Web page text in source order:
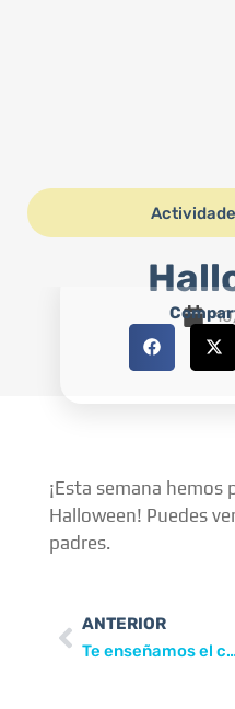
¡Esta semana hemos
Halloween! Puedes
padres.
ANTERIOR
Te enseñamos el cole y